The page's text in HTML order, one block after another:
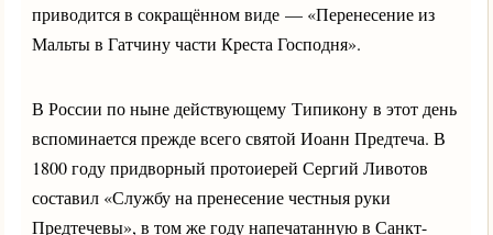
приводится в сокращённом виде — «Перенесение из
Мальты в Гатчину части Креста Господня».
В России по ныне действующему Типикону в этот день
вспоминается прежде всего святой Иоанн Предтеча. В
1800 году придворный протоиерей Сергий Ливотов
составил «Службу на пренесение честныя руки
Предтечевы», в том же году напечатанную в Санкт-